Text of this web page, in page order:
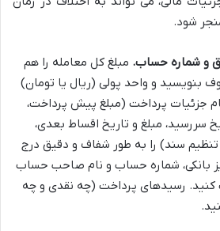
شود.
و شماره حساب. مبلغ کل معامله را هم
بنویسید و واحد پولی (ریال یا تومان)
جزئیات پرداخت (مبلغ پیش پرداخت،
سررسید، مبلغ و تاریخ اقساط بعدی،
تنظیم سند) را به طور شفاف و دقیق درج
بانکی، شماره حساب و نام صاحب حساب
کنید. رسیدهای پرداخت (چه نقدی و چه